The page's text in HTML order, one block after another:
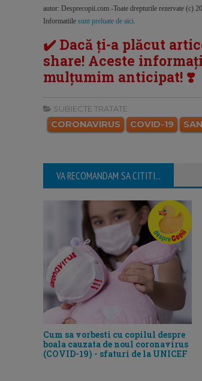
autor: Desprecopii.com -Toate drepturile rezervate (c)
Informatiile sunt preluate de aici.
✔️ Dacă ți-a plăcut
share! Aceste
mulțumim anticipat! ❣️
SUBIECTE TRATATE:
CORONAVIRUS COVID-19
VA RECOMANDAM SA CITITI...
Cum sa vorbesti cu copilul despre
boala cauzata de noul coronavirus
(COVID-19) - sfaturi de la UNICEF